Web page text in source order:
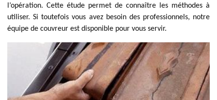
l’opération. Cette étude permet de connaître les méthodes à
utiliser. Si toutefois vous avez besoin des professionnels, notre
équipe de couvreur est disponible pour vous servir.